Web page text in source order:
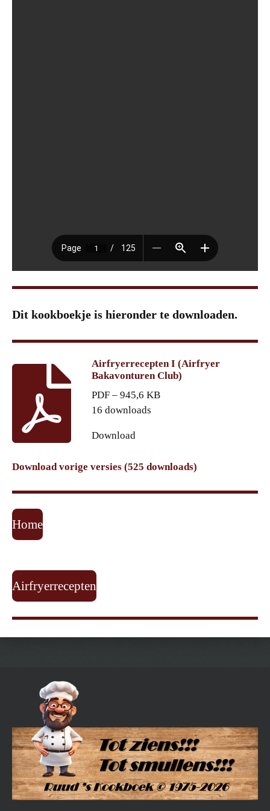
Dit kookboekje is hieronder te downloaden.
Airfryerrecepten I (Airfryer
Bakavonturen Club)
PDF – 945,6 KB
16 downloads
Download
Download vorige versies (525 downloads)
Home
Airfryerrecepten